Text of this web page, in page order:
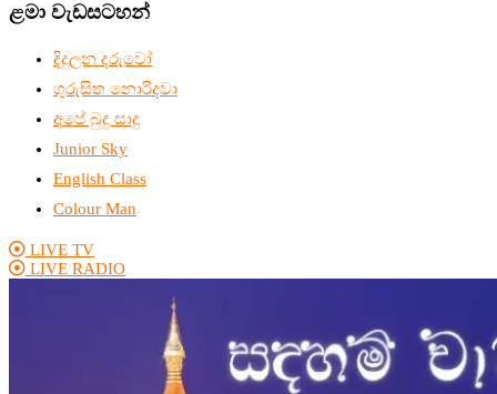
ළමා වැඩසටහන්
දිදුලන දරුවෝ
ගුරුසිත නොරිදවා
අපේ බුදු සාදු
Junior Sky
English Class
Colour Man
LIVE TV
LIVE RADIO